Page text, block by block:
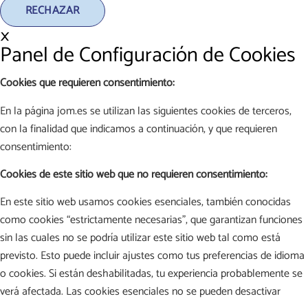
RECHAZAR
×
Panel de Configuración de Cookies
Cookies que requieren consentimiento:
En la página jom.es se utilizan las siguientes cookies de terceros,
con la finalidad que indicamos a continuación, y que requieren
consentimiento:
Cookies de este sitio web que no requieren consentimiento:
En este sitio web usamos cookies esenciales, también conocidas
como cookies “estrictamente necesarias”, que garantizan funciones
sin las cuales no se podría utilizar este sitio web tal como está
previsto. Esto puede incluir ajustes como tus preferencias de idioma
o cookies. Si están deshabilitadas, tu experiencia probablemente se
verá afectada. Las cookies esenciales no se pueden desactivar